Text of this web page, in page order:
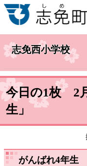
志免西小学校
今日の1枚 2
生」
がんばれ4年生